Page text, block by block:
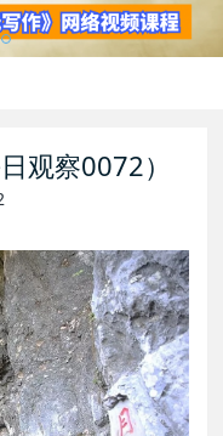
观察0072）